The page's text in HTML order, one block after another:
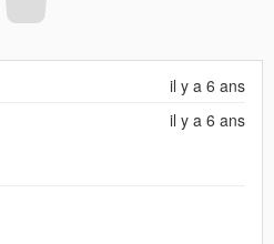
il y a 6 ans
il y a 6 ans